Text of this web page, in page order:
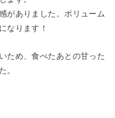
がありました。ボリューム
なります！
ため、食べたあとの甘った
。